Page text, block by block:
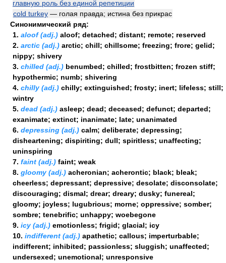
главную роль без единой репетиции
cold turkey — голая правда; истина без прикрас
Синонимический ряд:
1. aloof (adj.) aloof; detached; distant; remote; reserved
2. arctic (adj.) arctic; chill; chillsome; freezing; frore; gelid;
nippy; shivery
3. chilled (adj.) benumbed; chilled; frostbitten; frozen stiff;
hypothermic; numb; shivering
4. chilly (adj.) chilly; extinguished; frosty; inert; lifeless; still;
wintry
5. dead (adj.) asleep; dead; deceased; defunct; departed;
exanimate; extinct; inanimate; late; unanimated
6. depressing (adj.) calm; deliberate; depressing;
disheartening; dispiriting; dull; spiritless; unaffecting;
uninspiring
7. faint (adj.) faint; weak
8. gloomy (adj.) acheronian; acherontic; black; bleak;
cheerless; depressant; depressive; desolate; disconsolate;
discouraging; dismal; drear; dreary; dusky; funereal;
gloomy; joyless; lugubrious; morne; oppressive; somber;
sombre; tenebrific; unhappy; woebegone
9. icy (adj.) emotionless; frigid; glacial; icy
10. indifferent (adj.) apathetic; callous; imperturbable;
indifferent; inhibited; passionless; sluggish; unaffected;
undersexed; unemotional; unresponsive